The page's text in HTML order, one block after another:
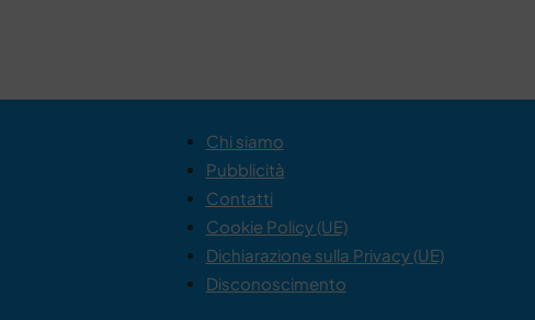
Chi siamo
Pubblicità
Contatti
Cookie Policy (UE)
Dichiarazione sulla Privacy (UE)
Disconoscimento